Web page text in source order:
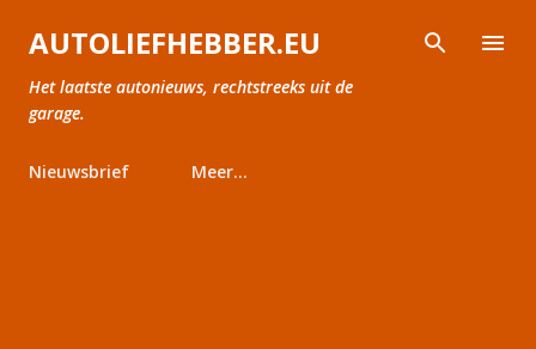
Doorgaan naar hoofdcontent
AUTOLIEFHEBBER.EU
Het laatste autonieuws, rechtstreeks uit de
garage.
Nieuwsbrief Meer…